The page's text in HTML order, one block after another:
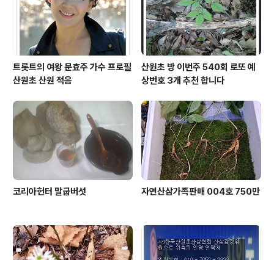
트롯트의 여왕 문효주 가수 프로필
산원초 산원 적음
산원초 방 이번주 540회 로또 예
상번호 3개 추천 합니다
코리아헌터 말굽버섯 자연산삼가족판매 004호 750만